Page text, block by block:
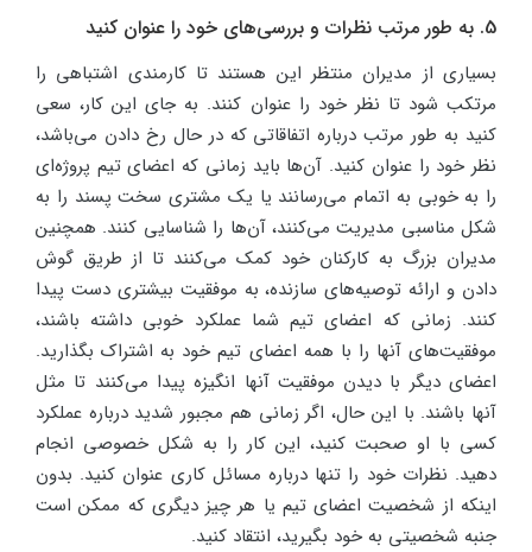
5. به طور مرتب نظرات و بررسی‌های خود را عنوان کنید
بسیاری از مدیران منتظر این هستند تا کارمندی اشتباهی را
مرتکب شود تا نظر خود را عنوان کنند. به جای این کار، سعی
کنید به طور مرتب درباره اتفاقاتی که در حال رخ دادن می‌باشد،
نظر خود را عنوان کنید. آن‌ها باید زمانی که اعضای تیم پروژه‌ای
را به خوبی به اتمام می‌رسانند یا یک مشتری سخت پسند را به
شکل مناسبی مدیریت می‌کنند، آن‌ها را شناسایی کنند. همچنین
مدیران بزرگ به کارکنان خود کمک می‌کنند تا از طریق گوش
دادن و ارائه توصیه‌های سازنده، به موفقیت بیشتری دست پیدا
کنند. زمانی که اعضای تیم شما عملکرد خوبی داشته باشند،
موفقیت‌های آنها را با همه اعضای تیم خود به اشتراک بگذارید.
اعضای دیگر با دیدن موفقیت آنها انگیزه پیدا می‌کنند تا مثل
آنها باشند. با این حال، اگر زمانی هم مجبور شدید درباره عملکرد
کسی با او صحبت کنید، این کار را به شکل خصوصی انجام
دهید. نظرات خود را تنها درباره مسائل کاری عنوان کنید. بدون
اینکه از شخصیت اعضای تیم یا هر چیز دیگری که ممکن است
جنبه شخصیتی به خود بگیرید، انتقاد کنید.